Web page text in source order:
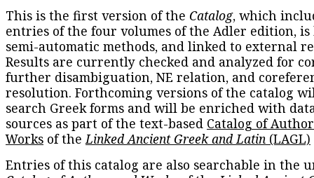
This is the first version of the Catalog, which
entries of the four volumes of the Adler edition, is
semi-automatic methods, and linked to external
Results are currently checked and analyzed for
further disambiguation, NE relation, and
resolution. Forthcoming versions of the catalog
search Greek forms and will be enriched with
sources as part of the text-based Catalog of
Works of theLinked Ancient Greek and Latin (LAGL)
Entries of this catalog are also searchable in the